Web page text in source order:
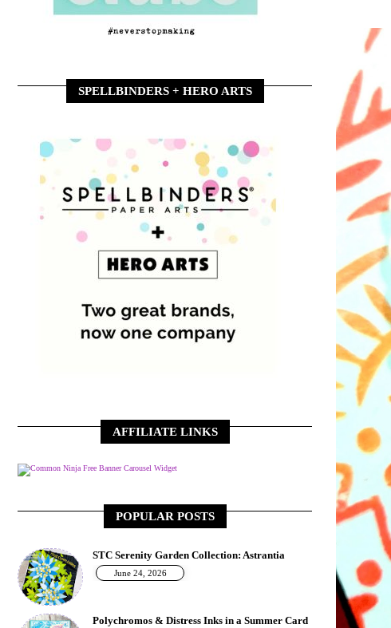
SPELLBINDERS + HERO ARTS
AFFILIATE LINKS
Free Banner Carousel Widget
POPULAR POSTS
STC Serenity Garden Collection: Astrantia
June 24, 2026
Polychromos & Distress Inks in a Summer Card